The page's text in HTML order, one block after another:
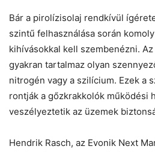
Bár a pirolízisolaj rendkívül
szintű felhasználása során
kihívásokkal kell szembenézni.
gyakran tartalmaz olyan
nitrogén vagy a szilícium. Ezek a
rontják a gőzkrakkolók működési
veszélyeztetik az üzemek
Hendrik Rasch, az Evonik Next